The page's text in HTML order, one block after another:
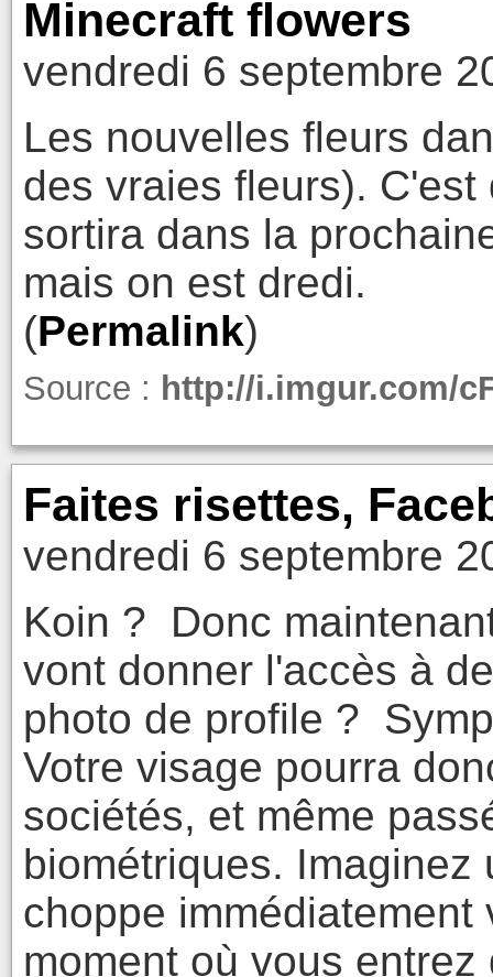
Minecraft flowers
vendredi 6 septembre
Les nouvelles fleurs
des vraies fleurs).
sortira dans la
mais on est dredi.
(Permalink)
Source : http://i.imgur.com/
Faites risettes,
vendredi 6 septembre
Koin ? Donc
vont donner l'accès à
photo de profile ?
Votre visage pourra
sociétés, et même
biométriques. Imaginez
choppe
moment où vous